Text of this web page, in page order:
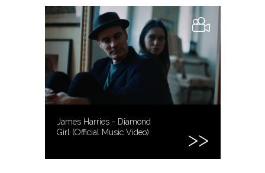
James Harries - Diamond
Girl (Official Music Video)